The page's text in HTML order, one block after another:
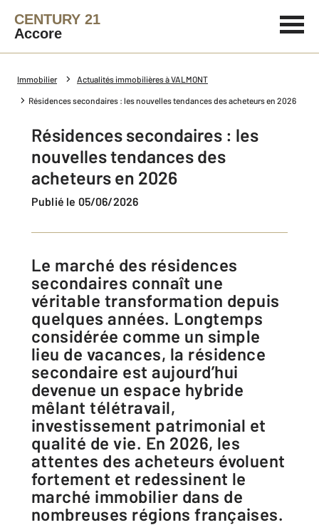
CENTURY 21
Accore
Immobilier Actualités immobilières à VALMONT
Résidences secondaires : les nouvelles tendances des acheteurs en 2026
Résidences secondaires : les
nouvelles tendances des
acheteurs en 2026
Publié le 05/06/2026
Le marché des résidences
secondaires connaît une
véritable transformation depuis
quelques années. Longtemps
considérée comme un simple
lieu de vacances, la résidence
secondaire est aujourd’hui
devenue un espace hybride
mêlant télétravail,
investissement patrimonial et
qualité de vie. En 2026, les
attentes des acheteurs évoluent
fortement et redessinent le
marché immobilier dans de
nombreuses régions françaises.